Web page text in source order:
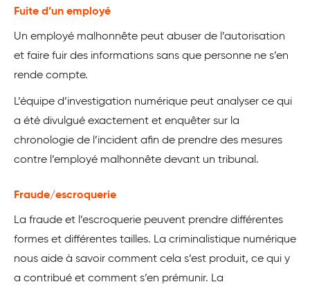
Fuite d’un employé
Un employé malhonnête peut abuser de l’autorisation
et faire fuir des informations sans que personne ne s’en
rende compte.
L’équipe d’investigation numérique peut analyser ce qui
a été divulgué exactement et enquêter sur la
chronologie de l’incident afin de prendre des mesures
contre l’employé malhonnête devant un tribunal.
Fraude/escroquerie
La fraude et l’escroquerie peuvent prendre différentes
formes et différentes tailles. La criminalistique numérique
nous aide à savoir comment cela s’est produit, ce qui y
a contribué et comment s’en prémunir. La